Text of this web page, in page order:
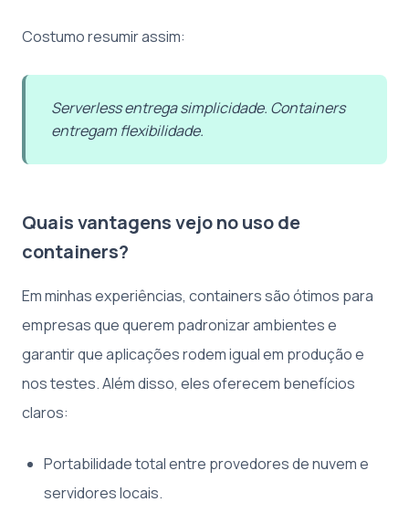
Costumo resumir assim:
Serverless entrega simplicidade. Containers
entregam flexibilidade.
Quais vantagens vejo no uso de
containers?
Em minhas experiências, containers são ótimos para
empresas que querem padronizar ambientes e
garantir que aplicações rodem igual em produção e
nos testes. Além disso, eles oferecem benefícios
claros:
Portabilidade total entre provedores de nuvem e
servidores locais.